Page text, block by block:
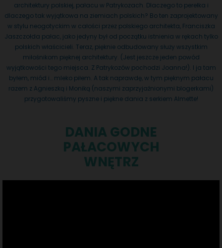
architektury polskiej, pałacu w Patrykozach. Dlaczego to perełka i
dlaczego tak wyjątkowa na ziemiach polskich? Bo ten zaprojektowany
w stylu neogotyckim w całości przez polskiego architekta, Franciszka
Jaszczołda pałac, jako jedyny był od początku istnienia w rękach tylko
polskich właścicieli. Teraz, pięknie odbudowany służy wszystkim
miłośnikom pięknej architektury. (Jest jeszcze jeden powód
wyjątkowości tego miejsca. Z Patrykozów pochodzi Joanna!). I ja tam
byłem, miód i… mleko piłem. A tak naprawdę, w tym pięknym pałacu
razem z Agnieszką i Moniką (naszymi zaprzyjaźnionymi blogerkami)
przygotowaliśmy pyszne i piękne dania z serkiem Almette!
DANIA GODNE
PAŁACOWYCH
WNĘTRZ